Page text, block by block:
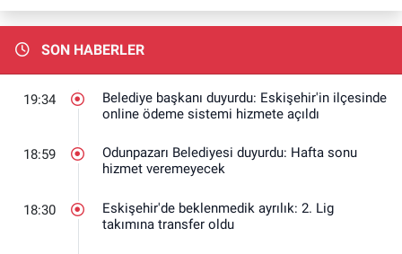
SON HABERLER
19:34
Belediye başkanı duyurdu: Eskişehir'in ilçesinde
online ödeme sistemi hizmete açıldı
18:59
Odunpazarı Belediyesi duyurdu: Hafta sonu
hizmet veremeyecek
18:30
Eskişehir'de beklenmedik ayrılık: 2. Lig
takımına transfer oldu